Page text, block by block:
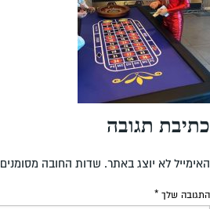
כתיבת תגובה
האימייל לא יוצג באתר. שדות החובה מסומנים
התגובה שלך *